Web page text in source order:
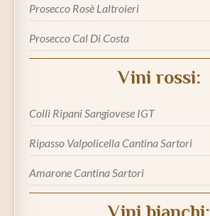
Prosecco Rosè Laltroieri
Prosecco Cal Di Costa
Vini rossi:
Colli Ripani Sangiovese IGT
Ripasso Valpolicella Cantina Sartori
Amarone Cantina Sartori
Vini bianchi: